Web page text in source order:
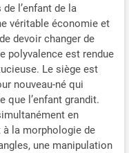
l’enfant de la
véritable économie et
devoir changer de
polyvalence est rendue
Le siège est
nouveau-né qui
que l’enfant grandit.
en
à la morphologie de
une manipulation